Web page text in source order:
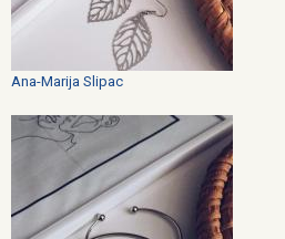
Ana-Marija Slipac